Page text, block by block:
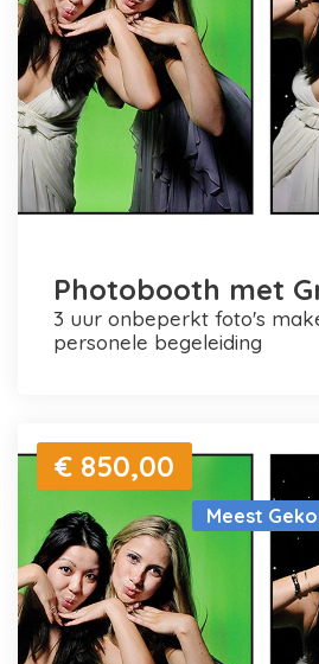
Photobooth met
3 uur onbeperkt foto's maken en printen +
personele begeleiding
Meest
€ 850,00